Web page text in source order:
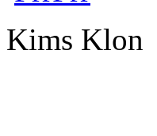
Kims Klon